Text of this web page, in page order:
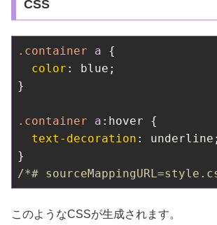
CSS
.container a {
color : blue;
}
.container a :hover {
text-decoration : underline;
/*#
このようなCSSが生成されます。